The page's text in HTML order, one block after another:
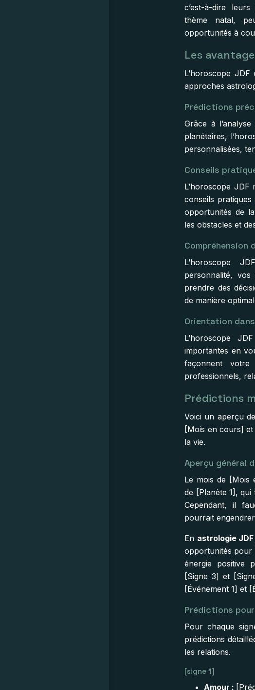
c’est-à-dire
thème natal,
opportunités à
Les
L’horoscope
approches
Prédictions
Grâce à
planétaires,
personnalisées,
Conseils
L’horoscope
conseils
opportunités de
les obstacles et
Compréhension
L’horoscope
personnalité,
prendre des
de manière
Orientation
L’horoscope
importantes en
façonnent
professionnels,
Prédictions
Voici un aperçu
[Mois en cours]
la vie.
Aperçu général
Le mois de [Mois
de [Planète 1],
Cependant, il
pourrait
En astrologie JDF
opportunités pour
énergie positive
[Signe 3] et
[Événement 1] et
Prédictions
Pour chaque
prédictions
les relations.
[signe 1]
Amour :